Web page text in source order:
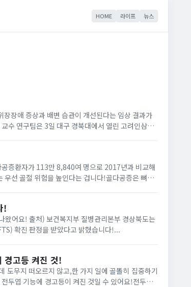
HOME 라이프 뉴스
장애 증상과 배변 습관이 개선된다는 임상 결과가
증환자가 113만 8,840여 명으로 2017년과 비교해
!
경상북도는
확진 판정을 받았다고 밝혔습니다!...
경고등 켜진 것!
도무지 떠오르지 않고,한 가지 일에 골똘히 집중하기
두엽 기능에 경고등이 켜진 것일 수 있어요!전두엽